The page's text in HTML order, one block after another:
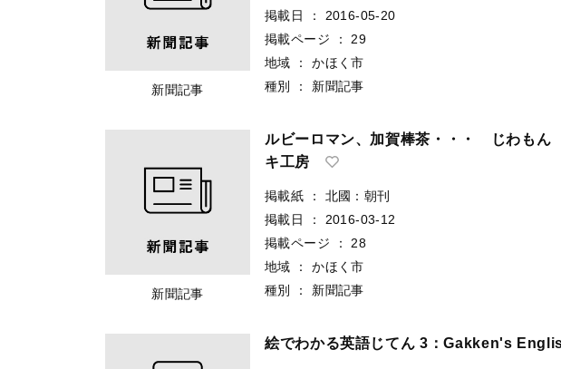
新聞記事
掲載日
：
2016-05-20
掲載ページ
：
29
地域
：
かほく市
種別
： 新聞記事
新聞記事
ルビーロマン、加賀棒茶・・・ じわも
キ工房
掲載紙 ：
北國：朝刊
掲載日
：
2016-03-12
掲載ページ
：
28
地域
：
かほく市
種別
： 新聞記事
絵でわかる英語じてん 3：Gakken's